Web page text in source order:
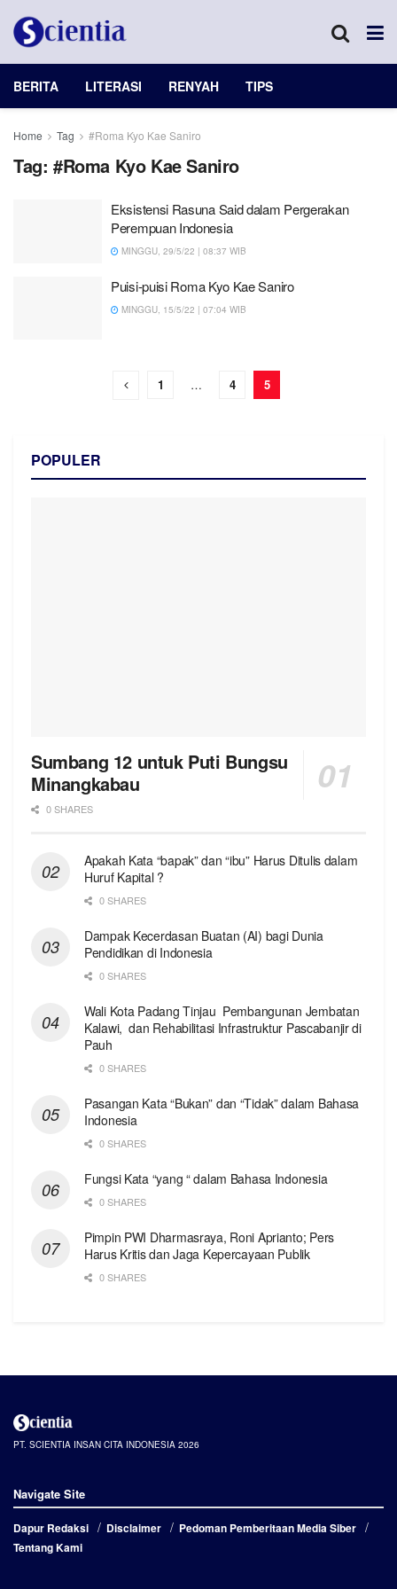
BERITA LITERASI RENYAH TIPS
Home Tag #Roma Kyo Kae Saniro
Tag: #Roma Kyo Kae Saniro
Eksistensi Rasuna Said dalam Pergerakan
Perempuan Indonesia
MINGGU, 29/5/22 | 08:37 WIB
Puisi-puisi Roma Kyo Kae Saniro
MINGGU, 15/5/22 | 07:04 WIB
1 … 4 5
POPULER
Sumbang 12 untuk Puti Bungsu
Minangkabau
0 SHARES
Apakah Kata “bapak” dan “ibu” Harus Ditulis dalam
Huruf Kapital ?
0 SHARES
Dampak Kecerdasan Buatan (AI) bagi Dunia
Pendidikan di Indonesia
0 SHARES
Wali Kota Padang Tinjau Pembangunan Jembatan
Kalawi, dan Rehabilitasi Infrastruktur Pascabanjir di
Pauh
0 SHARES
Pasangan Kata “Bukan” dan “Tidak” dalam Bahasa
Indonesia
0 SHARES
Fungsi Kata “yang “ dalam Bahasa Indonesia
0 SHARES
Pimpin PWI Dharmasraya, Roni Aprianto; Pers
Harus Kritis dan Jaga Kepercayaan Publik
0 SHARES
PT. SCIENTIA INSAN CITA INDONESIA 2026
Navigate Site
Dapur Redaksi Disclaimer
Pedoman Pemberitaan Media Siber
Tentang Kami